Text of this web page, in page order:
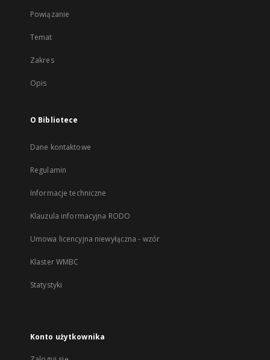
Powiązanie
Temat
Zakres
Opis
O Bibliotece
Dane kontaktowe
Regulamin
Informacje techniczne
Klauzula informacyjna RODO
Umowa licencyjna niewyłączna - wzór
Klaster WMBC
Statystyki
Konto użytkownika